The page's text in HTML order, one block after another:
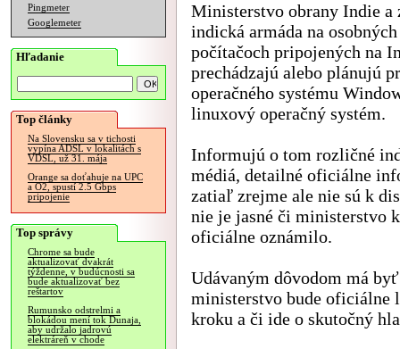
Pingmeter
Googlemeter
Hľadanie
Top články
Na Slovensku sa v tichosti
vypína ADSL v lokalitách s
VDSL, už 31. mája
Orange sa doťahuje na UPC
a O2, spustí 2.5 Gbps
pripojenie
Top správy
Chrome sa bude
aktualizovať dvakrát
týždenne, v budúcnosti sa
bude aktualizovať bez
reštartov
Rumunsko odstrelmi a
blokádou mení tok Dunaja,
aby udržalo jadrovú
elektráreň v chode
Ministerstvo obrany Indie a
indická armáda na osobných
počítačoch pripojených na
prechádzajú alebo plánujú
operačného systému
linuxový operačný systém.
Informujú o tom rozličné
médiá, detailné oficiálne
zatiaľ zrejme ale nie sú k
nie je jasné či ministerstvo
oficiálne oznámilo.
Udávaným dôvodom má
ministerstvo bude oficiálne
kroku a či ide o skutočný